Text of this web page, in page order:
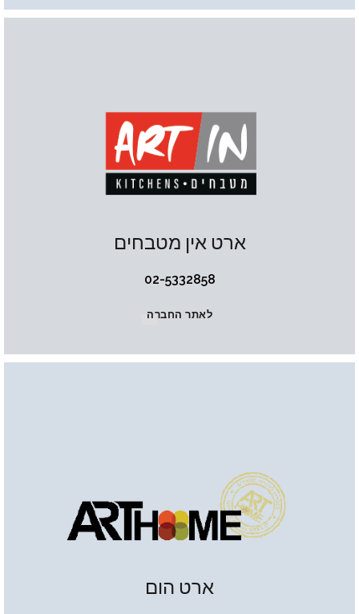
ארט אין מטבחים
02-5332858
לאתר החברה
ארט הום